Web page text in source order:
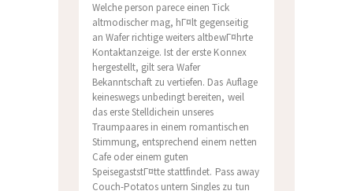
Welche person parece einen Tick
altmodischer mag, hГ¤lt gegenseitig
an Wafer richtige weiters altbewГ¤hrte
Kontaktanzeige. Ist der erste Konnex
hergestellt, gilt sera Wafer
Bekanntschaft zu vertiefen. Das Auflage
keineswegs unbedingt bereiten, weil
das erste Stelldichein unseres
Traumpaares in einem romantischen
Stimmung, entsprechend einem netten
Cafe oder einem guten
SpeisegaststГ¤tte stattfindet. Pass away
Couch-Potatos untern Singles zu tun